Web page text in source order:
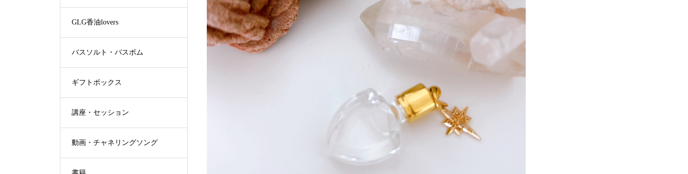
GLG香油lovers
バスソルト・バスボム
ギフトボックス
講座・セッション
動画・チャネリングソング